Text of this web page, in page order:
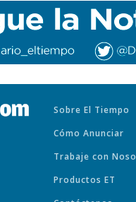
Sobre El Tiempo
Cómo Anunciar
Trabaje con
Productos ET